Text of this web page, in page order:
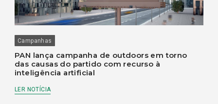
Campanhas
PAN lança campanha de outdoors em torno
das causas do partido com recurso à
inteligência artificial
LER NOTÍCIA